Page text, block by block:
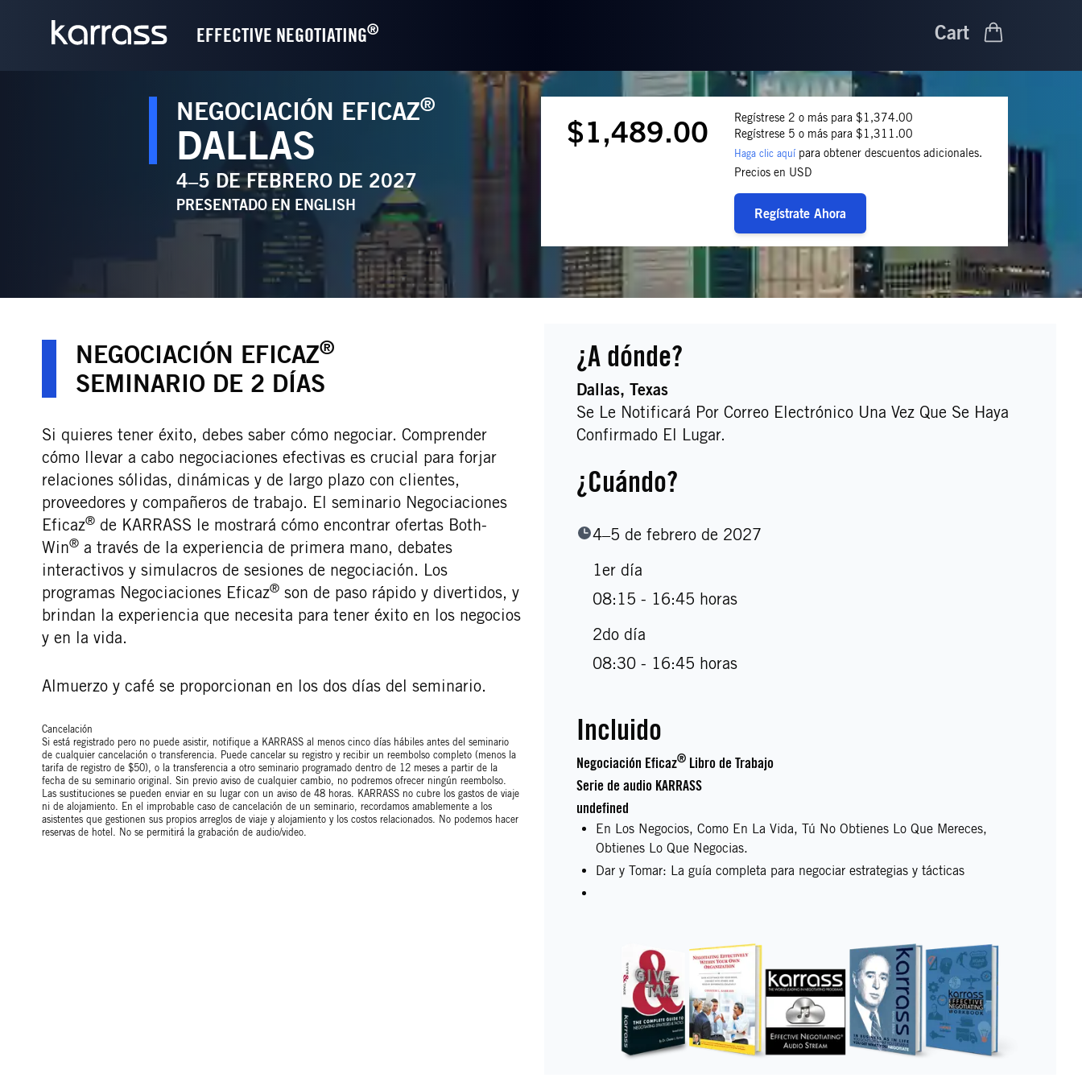
EFFECTIVE NEGOTIATING® Cart
NEGOCIACIÓN EFICAZ®
DALLAS
4–5 DE FEBRERO DE 2027
PRESENTADO EN ENGLISH
$1,489.00
Regístrese 2 o más para $1,374.00
Regístrese 5 o más para $1,311.00
Haga clic aquípara obtener descuentos adicionales.
Precios en USD
Regístrate Ahora
NEGOCIACIÓN EFICAZ®
SEMINARIO DE 2 DÍAS
Si quieres tener éxito, debes saber cómo negociar. Comprender
cómo llevar a cabo negociaciones efectivas es crucial para forjar
relaciones sólidas, dinámicas y de largo plazo con clientes,
proveedores y compañeros de trabajo. El seminario Negociaciones
Eficaz® de KARRASS le mostrará cómo encontrar ofertas Both-
Win® a través de la experiencia de primera mano, debates
interactivos y simulacros de sesiones de negociación. Los
programas Negociaciones Eficaz® son de paso rápido y divertidos, y
brindan la experiencia que necesita para tener éxito en los negocios
y en la vida.
Almuerzo y café se proporcionan en los dos días del seminario.
Cancelación
Si está registrado pero no puede asistir, notifique a KARRASS al menos cinco días hábiles antes del seminario
de cualquier cancelación o transferencia. Puede cancelar su registro y recibir un reembolso completo (menos la
tarifa de registro de $50), o la transferencia a otro seminario programado dentro de 12 meses a partir de la
fecha de su seminario original. Sin previo aviso de cualquier cambio, no podremos ofrecer ningún reembolso.
Las sustituciones se pueden enviar en su lugar con un aviso de 48 horas. KARRASS no cubre los gastos de viaje
ni de alojamiento. En el improbable caso de cancelación de un seminario, recordamos amablemente a los
asistentes que gestionen sus propios arreglos de viaje y alojamiento y los costos relacionados. No podemos hacer
reservas de hotel. No se permitirá la grabación de audio/video.
¿A dónde?
Dallas, Texas
Se Le Notificará Por Correo Electrónico Una Vez Que Se Haya
Confirmado El Lugar.
¿Cuándo?
4–5 de febrero de 2027
1er día
08:15 - 16:45 horas
2do día
08:30 - 16:45 horas
Incluido
Negociación Eficaz® Libro de Trabajo
Serie de audio KARRASS
undefined
En Los Negocios, Como En La Vida, Tú No Obtienes Lo Que Mereces,
Obtienes Lo Que Negocias.
Dar y Tomar: La guía completa para negociar estrategias y tácticas